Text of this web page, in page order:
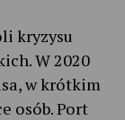
kryzysu
W 2020
w krótkim
osób. Port